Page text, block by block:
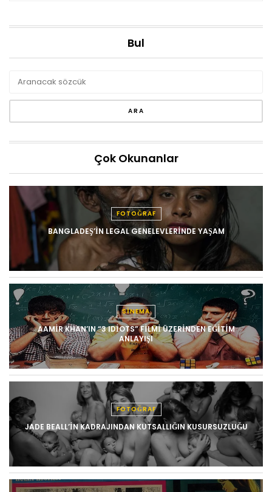
Bul
Çok Okunanlar
FOTOĞRAF
BANGLADEŞ’IN LEGAL GENELEVLERINDE YAŞAM
SINEMA
AAMIR KHAN’IN “3 IDIOTS” FILMI ÜZERINDEN EĞITIM
ANLAYIŞI
FOTOĞRAF
JADE BEALL’IN KADRAJINDAN KUTSALLIĞIN KUSURSUZLUĞU